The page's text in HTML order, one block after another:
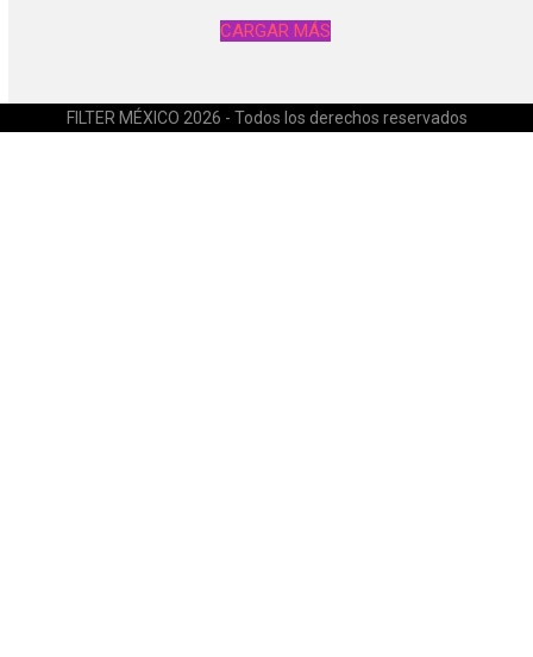
CARGAR MÁS
FILTER MÉXICO 2026 - Todos los derechos reservados